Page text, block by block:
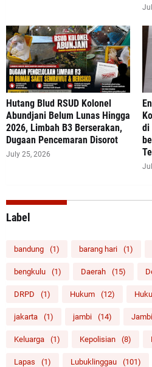
‎Hutang Blud RSUD Kolonel
Abundjani Belum Lunas Hingga
2026, Limbah B3 Berserakan,
Dugaan Pencemaran Disorot
July 25, 2026
di
Label
bandung (1) barang hari (1)
bengkulu (1) Daerah (15)
DRPD (1) Hukum (12)
jakarta (1) jambi (14) Jambi
Keluarga (1) Kepolisian (8)
Lapas (1) Lubuklinggau (101)